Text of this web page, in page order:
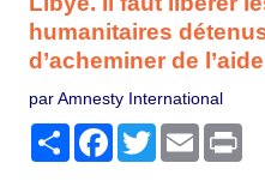
humanitaires
d’acheminer de
par Amnesty International
PartagerFacebook
TwitterEmail